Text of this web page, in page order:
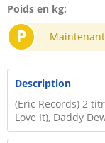
Poids en kg:
P Maintenant
Description
(Eric Records) 2
Love It), Daddy